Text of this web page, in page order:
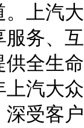
。上汽
服务、
供全生
上汽大
深受客